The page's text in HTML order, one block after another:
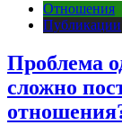
Отношения
Публикации
Проблема
сложно